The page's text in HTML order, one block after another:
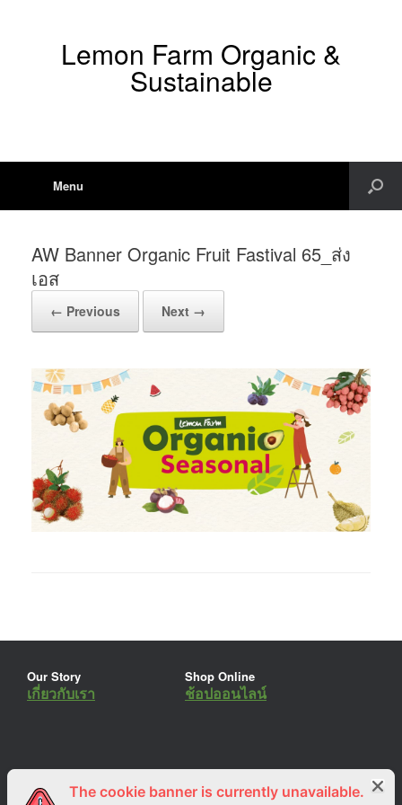
Lemon Farm Organic &
Sustainable
Menu
AW Banner Organic Fruit Fastival 65_ส่ง
เอส
← Previous Next →
Our Story
เกี่ยวกับเรา
Shop Online
ช้อปออนไลน์
ร่วมงานกับเรา Lemon Farm Cafe
The cookie banner is currently unavailable.